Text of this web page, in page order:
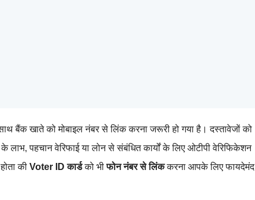
बैंक खाते को मोबाइल नंबर से लिंक करना जरूरी हो गया है। दस्तावेजों को
पहचान वेरिफाई या लोन से संबंधित कार्यों के लिए ओटीपी वेरिफिकेशन
की Voter ID कार्डको भीफोन नंबर से लिंककरना आपके लिए फायदेमंद